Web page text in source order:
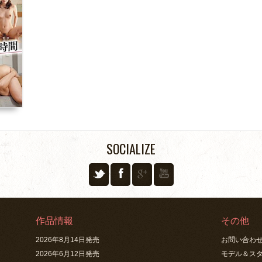
SOCIALIZE
作品情報
2026年8月14日発売
2026年6月12日発売
その他
お問い合わ
モデル＆ス